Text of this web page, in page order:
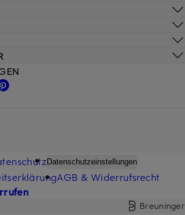
Datenschutzeinstellungen
AGB & Widerrufsrecht
Breuninger